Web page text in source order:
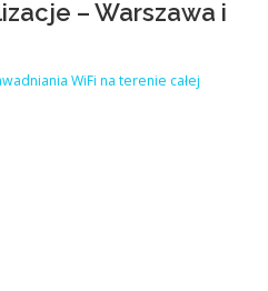
– Warszawa i
WiFi na terenie całej